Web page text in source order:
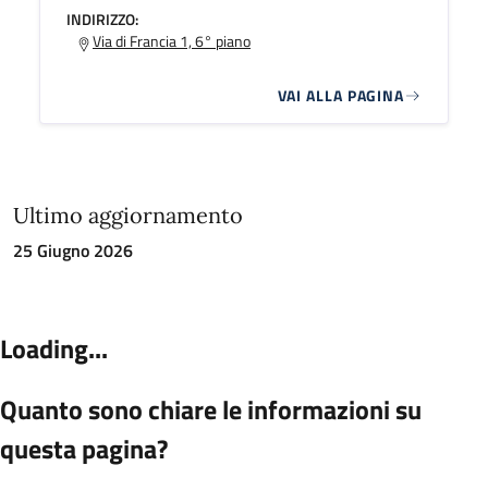
INDIRIZZO:
Via di Francia 1, 6° piano
VAI ALLA PAGINA
Ultimo aggiornamento
25 Giugno 2026